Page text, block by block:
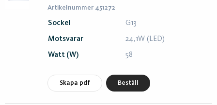
Artikelnummer 451272
Sockel G13
Motsvarar 24,1W (LED)
Watt (W) 58
Skapa pdf Beställ